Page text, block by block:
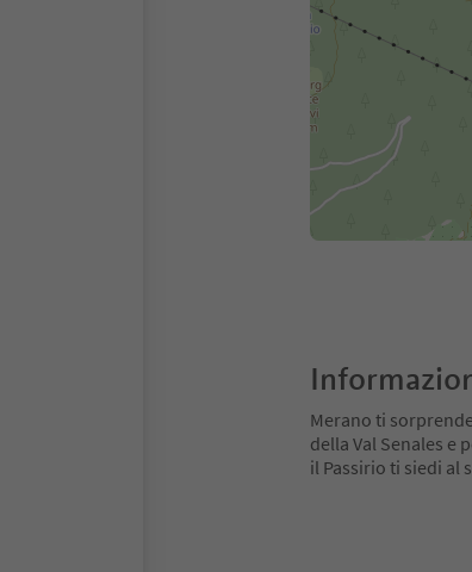
Merano ti
della Val Senales e
il Passirio ti siedi al